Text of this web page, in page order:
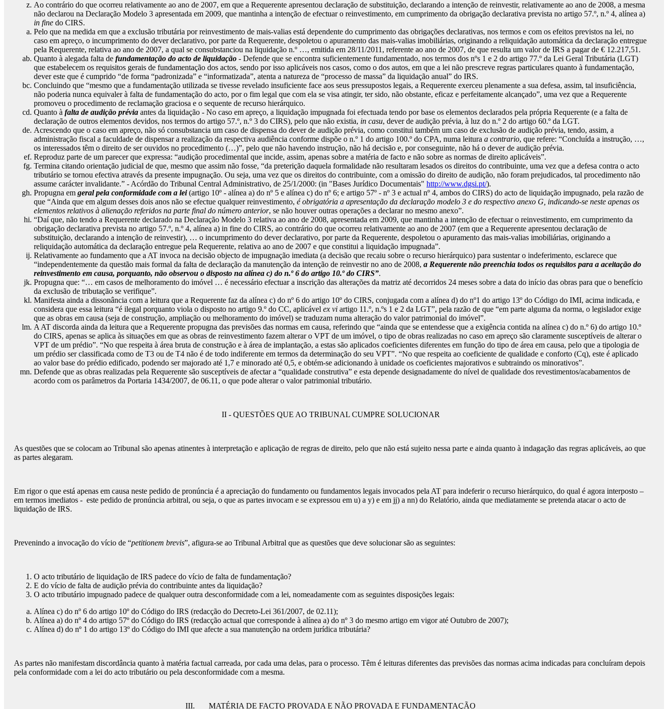
Ao contrário do que ocorreu relativamente ao ano de 2007, em que a Requerente apresentou declaração de substituição, declarando a intenção de reinvestir, relativamente ao ano de 2008, a mesma
não declarou na Declaração Modelo 3 apresentada em 2009, que mantinha a intenção de efectuar o reinvestimento, em cumprimento da obrigação declarativa prevista no artigo 57.º, n.º 4, alínea a)
in fine do CIRS.
Pelo que na medida em que a exclusão tributária por reinvestimento de mais-valias está dependente do cumprimento das obrigações declarativas, nos termos e com os efeitos previstos na lei, no
caso em apreço, o incumprimento do dever declarativo, por parte da Requerente, despoletou o apuramento das mais-valias imobiliárias, originando a reliquidação automática da declaração entregue
pela Requerente, relativa ao ano de 2007, a qual se consubstanciou na liquidação n.º …, emitida em 28/11/2011, referente ao ano de 2007, de que resulta um valor de IRS a pagar de € 12.217,51.
Quanto à alegada falta de fundamentação do acto de liquidação - Defende que se encontra suficientemente fundamentado, nos termos dos nºs 1 e 2 do artigo 77.º da Lei Geral Tributária (LGT)
que estabelecem os requisitos gerais de fundamentação dos actos, sendo por isso aplicáveis nos casos, como o dos autos, em que a lei não prescreve regras particulares quanto à fundamentação,
dever este que é cumprido “de forma “padronizada” e “informatizada”, atenta a natureza de “processo de massa” da liquidação anual” do IRS.
Concluindo que “mesmo que a fundamentação utilizada se tivesse revelado insuficiente face aos seus pressupostos legais, a Requerente exerceu plenamente a sua defesa, assim, tal insuficiência,
não poderia nunca equivaler à falta de fundamentação do acto, por o fim legal que com ela se visa atingir, ter sido, não obstante, eficaz e perfeitamente alcançado”, uma vez que a Requerente
promoveu o procedimento de reclamação graciosa e o sequente de recurso hierárquico.
Quanto à falta de audição prévia antes da liquidação - No caso em apreço, a liquidação impugnada foi efectuada tendo por base os elementos declarados pela própria Requerente (e a falta de
declaração de outros elementos devidos, nos termos do artigo 57.º, n.º 3 do CIRS), pelo que não existia, in casu, dever de audição prévia, à luz do n.º 2 do artigo 60.º da LGT.
Acrescendo que o caso em apreço, não só consubstancia um caso de dispensa do dever de audição prévia, como constitui também um caso de exclusão de audição prévia, tendo, assim, a
administração fiscal a faculdade de dispensar a realização da respectiva audiência conforme dispõe o n.º 1 do artigo 100.º do CPA, numa leitura a contrario, que refere: “Concluída a instrução, …,
os interessados têm o direito de ser ouvidos no procedimento (…)”, pelo que não havendo instrução, não há decisão e, por conseguinte, não há o dever de audição prévia.
Reproduz parte de um parecer que expressa: “audição procedimental que incide, assim, apenas sobre a matéria de facto e não sobre as normas de direito aplicáveis”.
Termina citando orientação judicial de que, mesmo que assim não fosse, “da preterição daquela formalidade não resultaram lesados os direitos do contribuinte, uma vez que a defesa contra o acto
tributário se tornou efectiva através da presente impugnação. Ou seja, uma vez que os direitos do contribuinte, com a omissão do direito de audição, não foram prejudicados, tal procedimento não
assume carácter invalidante.” - Acórdão do Tribunal Central Administrativo, de 25/1/2000: (in "Bases Jurídico Documentais" http://www.dgsi.pt/).
Propugna em geral pela conformidade com a lei(artigo 10º - alínea a) do nº 5 e alínea c) do nº 6; e artigo 57º - nº 3 e actual nº 4, ambos do CIRS) do acto de liquidação impugnado, pela razão de
que “Ainda que em algum desses dois anos não se efectue qualquer reinvestimento, é obrigatória a apresentação da declaração modelo 3 e do respectivo anexo G, indicando-se neste apenas os
elementos relativos à alienação referidos na parte final do número anterior, se não houver outras operações a declarar no mesmo anexo”.
“Daí que, não tendo a Requerente declarado na Declaração Modelo 3 relativa ao ano de 2008, apresentada em 2009, que mantinha a intenção de efectuar o reinvestimento, em cumprimento da
obrigação declarativa prevista no artigo 57.º, n.º 4, alínea a) in fine do CIRS, ao contrário do que ocorreu relativamente ao ano de 2007 (em que a Requerente apresentou declaração de
substituição, declarando a intenção de reinvestir), … o incumprimento do dever declarativo, por parte da Requerente, despoletou o apuramento das mais-valias imobiliárias, originando a
reliquidação automática da declaração entregue pela Requerente, relativa ao ano de 2007 e que constitui a liquidação impugnada”.
Relativamente ao fundamento que a AT invoca na decisão objecto de impugnação imediata (a decisão que recaiu sobre o recurso hierárquico) para sustentar o indeferimento, esclarece que
“independentemente da questão mais formal da falta de declaração da manutenção da intenção de reinvestir no ano de 2008, a Requerente não preenchia todos os requisitos para a aceitação do
reinvestimento em causa, porquanto, não observou o disposto na alínea c) do n.º 6 do artigo 10.º do CIRS”.
Propugna que: “… em casos de melhoramento do imóvel … é necessário efectuar a inscrição das alterações da matriz até decorridos 24 meses sobre a data do início das obras para que o benefício
da exclusão de tributação se verifique”.
Manifesta ainda a dissonância com a leitura que a Requerente faz da alínea c) do nº 6 do artigo 10º do CIRS, conjugada com a alínea d) do nº1 do artigo 13º do Código do IMI, acima indicada, e
considera que essa leitura “é ilegal porquanto viola o disposto no artigo 9.º do CC, aplicável ex vi artigo 11.º, n.ºs 1 e 2 da LGT”, pela razão de que “em parte alguma da norma, o legislador exige
que as obras em causa (seja de construção, ampliação ou melhoramento do imóvel) se traduzam numa alteração do valor patrimonial do imóvel”.
A AT discorda ainda da leitura que a Requerente propugna das previsões das normas em causa, referindo que “ainda que se entendesse que a exigência contida na alínea c) do n.º 6) do artigo 10.º
do CIRS, apenas se aplica às situações em que as obras de reinvestimento fazem alterar o VPT de um imóvel, o tipo de obras realizadas no caso em apreço são claramente susceptíveis de alterar o
VPT de um prédio”. “No que respeita à área bruta de construção e à área de implantação, a estas são aplicados coeficientes diferentes em função do tipo de área em causa, pelo que a tipologia de
um prédio ser classificada como de T3 ou de T4 não é de todo indiferente em termos da determinação do seu VPT”. “No que respeita ao coeficiente de qualidade e conforto (Cq), este é aplicado
ao valor base do prédio edificado, podendo ser majorado até 1,7 e minorado até 0,5, e obtém-se adicionando à unidade os coeficientes majorativos e subtraindo os minorativos”.
Defende que as obras realizadas pela Requerente são susceptíveis de afectar a “qualidade construtiva” e esta depende designadamente do nível de qualidade dos revestimentos/acabamentos de
acordo com os parâmetros da Portaria 1434/2007, de 06.11, o que pode alterar o valor patrimonial tributário.
II - QUESTÕES QUE AO TRIBUNAL CUMPRE SOLUCIONAR
As questões que se colocam ao Tribunal são apenas atinentes à interpretação e aplicação de regras de direito, pelo que não está sujeito nessa parte e ainda quanto à indagação das regras aplicáveis, ao que
as partes alegaram.
Em rigor o que está apenas em causa neste pedido de pronúncia é a apreciação do fundamento ou fundamentos legais invocados pela AT para indeferir o recurso hierárquico, do qual é agora interposto –
em termos imediatos - este pedido de pronúncia arbitral, ou seja, o que as partes invocam e se expressou em u) a y) e em jj) a nn) do Relatório, ainda que mediatamente se pretenda atacar o acto de
liquidação de IRS.
Prevenindo a invocação do vício de “petitionem brevis”, afigura-se ao Tribunal Arbitral que as questões que deve solucionar são as seguintes:
O acto tributário de liquidação de IRS padece do vício de falta de fundamentação?
E do vício de falta de audição prévia do contribuinte antes da liquidação?
O acto tributário impugnado padece de qualquer outra desconformidade com a lei, nomeadamente com as seguintes disposições legais:
Alínea c) do nº 6 do artigo 10º do Código do IRS (redacção do Decreto-Lei 361/2007, de 02.11);
Alínea a) do nº 4 do artigo 57º do Código do IRS (redacção actual que corresponde à alínea a) do nº 3 do mesmo artigo em vigor até Outubro de 2007);
Alínea d) do nº 1 do artigo 13º do Código do IMI que afecte a sua manutenção na ordem jurídica tributária?
As partes não manifestam discordância quanto à matéria factual carreada, por cada uma delas, para o processo. Têm é leituras diferentes das previsões das normas acima indicadas para concluíram depois
pela conformidade com a lei do acto tributário ou pela desconformidade com a mesma.
III. MATÉRIA DE FACTO PROVADA E NÃO PROVADA E FUNDAMENTAÇÃO